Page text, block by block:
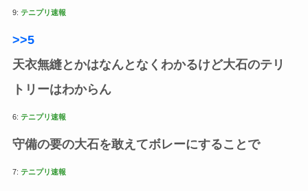
9: テニプリ速報
>>5
天衣無縫とかはなんとなくわかるけど大石のテリ
トリーはわからん
6: テニプリ速報
守備の要の大石を敢えてボレーにすることで
7: テニプリ速報